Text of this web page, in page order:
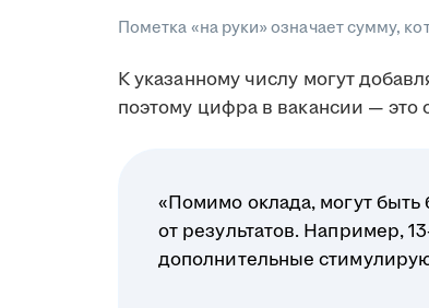
Пометка «на руки» означает сумму,
К указанному числу могут
поэтому цифра в вакансии — это
«Помимо оклада, могут
от результатов. Например,
дополнительные